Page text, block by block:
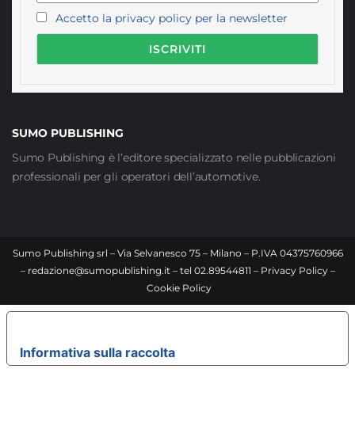
Accetto la privacy policy per la newsletter
SUMO PUBLISHING
Sumo Publishing è l’editore specializzato nelle pubblicazioni
professionali per gli operatori dell’automotive.
Sumo Publishing srl – Via Selvanesco 75 – Milano – P.IVA 04375760966
– redazione@sumopublishing.it – tel 02.89544811 – Privacy Policy–
Cookie Policy
Informativa sulla raccolta